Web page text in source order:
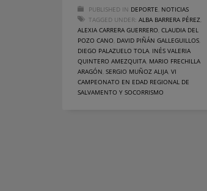
PUBLISHED IN DEPORTE, NOTICIAS
TAGGED UNDER: ALBA BARRERA PÉREZ,
ALEXIA CARRERA GUERRERO, CLAUDIA DEL
POZO CANO, DAVID PIÑÁN GALLEGUILLOS,
DIEGO PALAZUELO TOLA, INÉS VALERIA
QUINTERO AMEZQUITA, MARIO FRECHILLA
ARAGÓN, SERGIO MUÑOZ ALIJA, VI
CAMPEONATO EN EDAD REGIONAL DE
SALVAMENTO Y SOCORRISMO